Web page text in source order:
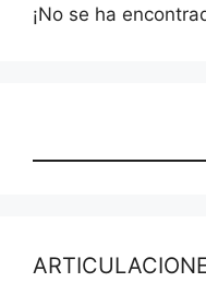
¡No se ha